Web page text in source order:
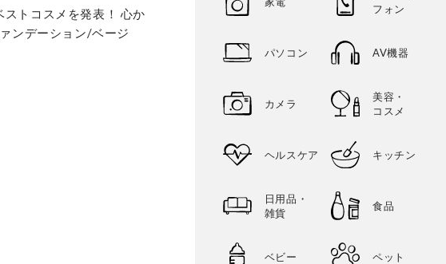
トコスメを発表！ 心か
ンデーション/ベージ
フォン
パソコン AV機器
カメラ
美容・
コスメ
ヘルスケア キッチン
日用品・
雑貨
食品
ベビー ペット